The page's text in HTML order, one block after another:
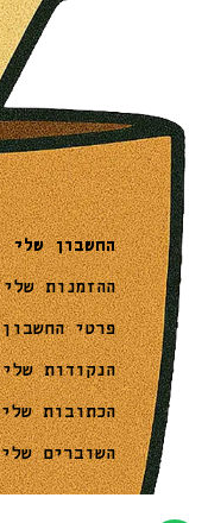
החשבון שלי
ההזמנות שלי
פרטי החשבון
הנקודות שלי
הכתובות שלי
השוברים שלי